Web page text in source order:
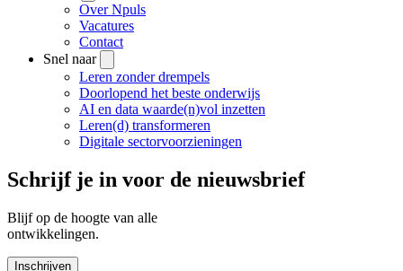
Over Npuls
Vacatures
Contact
Snel naar
Leren zonder drempels
Doorlopend het beste onderwijs
AI en data waarde(n)vol inzetten
Leren(d) transformeren
Digitale sectorvoorzieningen
Schrijf je in voor de nieuwsbrief
Blijf op de hoogte van alle
ontwikkelingen.
Inschrijven